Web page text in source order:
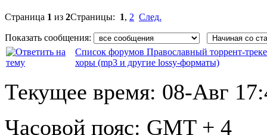
Страница 1 из 2Страницы: 1, 2 След.
Показать сообщения:
Список форумов Православный торрент-
хоры (mp3 и другие lossy-форматы)
Текущее время: 08-Авг
Часовой пояс: GMT + 4